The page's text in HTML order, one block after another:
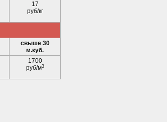
17
руб/кг
свыше 30
м.куб.
1700
руб/м3